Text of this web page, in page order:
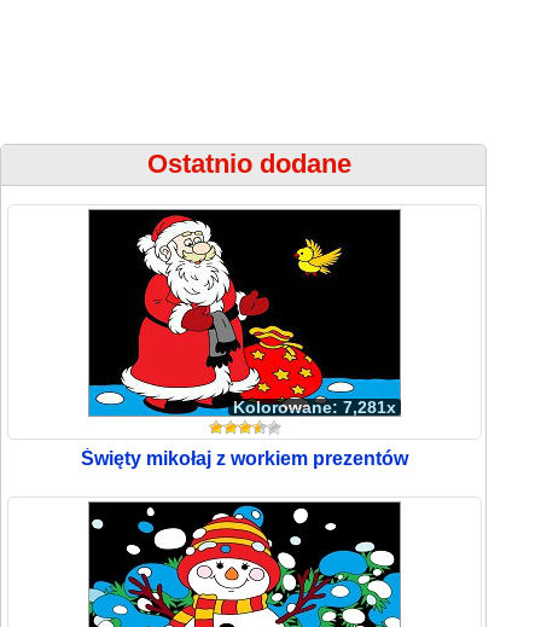
Ostatnio dodane
Kolorowane: 7,281x
Święty mikołaj z workiem prezentów